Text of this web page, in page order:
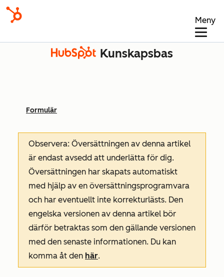
Meny
Kunskapsbas
Formulär
Observera: Översättningen av denna artikel
är endast avsedd att underlätta för dig.
Översättningen har skapats automatiskt
med hjälp av en översättningsprogramvara
och har eventuellt inte korrekturlästs. Den
engelska versionen av denna artikel bör
därför betraktas som den gällande versionen
med den senaste informationen. Du kan
komma åt den här.